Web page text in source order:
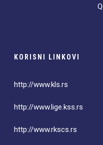
KORISNI LINKOVI
http://www.kls.rs
http://www.lige.kss.rs
http://www.rkscs.rs